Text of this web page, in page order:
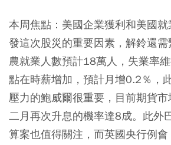
本周焦點：美國企業獲利和美國
發這次股災的重要因素，解鈴還
農就業人數預計18萬人，失業率
點在時薪增加，預計月增0.2％，
壓力的鮑威爾很重要，目前期貨
二月再次升息的機率達8成。此外
算案也值得關注，而英國央行例